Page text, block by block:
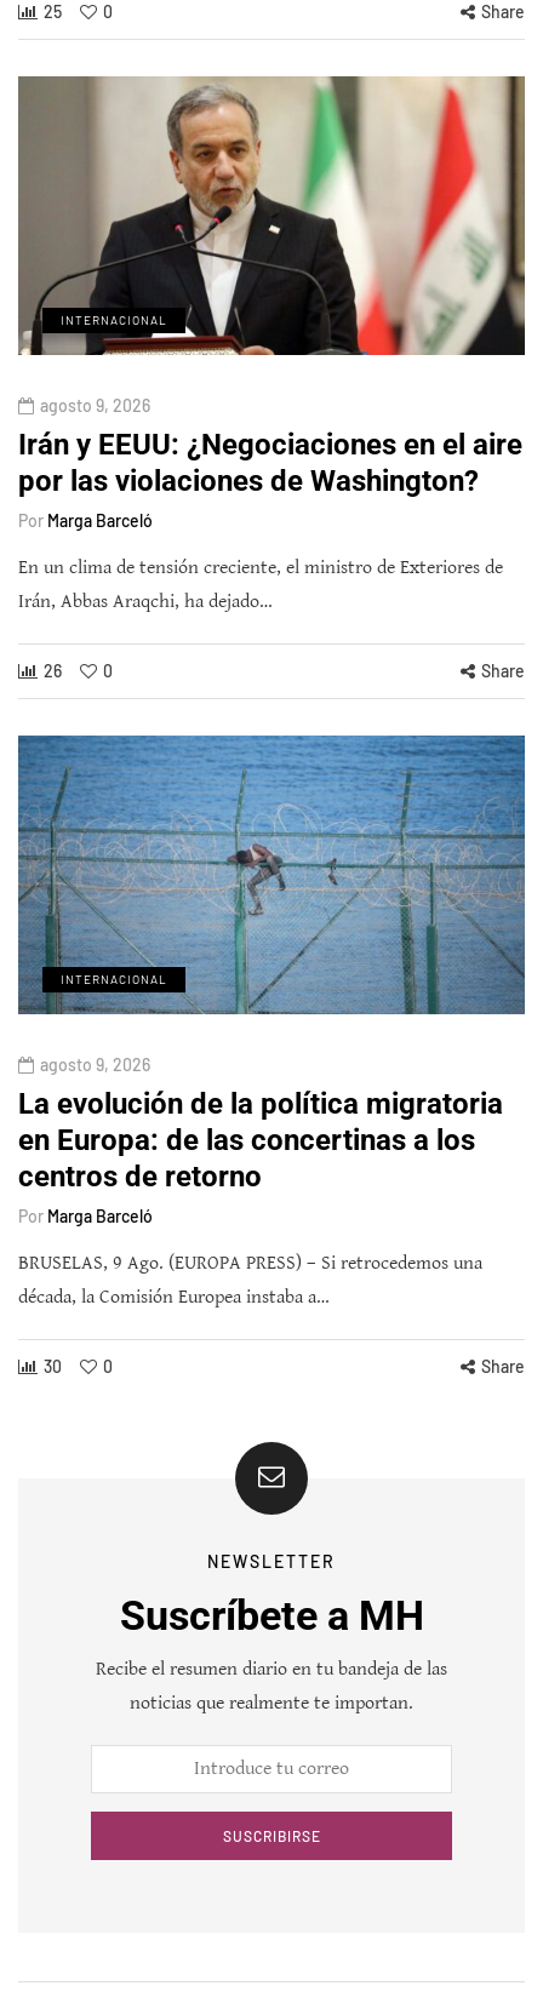
25 0 Share
INTERNACIONAL
agosto 9, 2026
Irán y EEUU: ¿Negociaciones en el aire
por las violaciones de Washington?
Por Marga Barceló
En un clima de tensión creciente, el ministro de Exteriores de
Irán, Abbas Araqchi, ha dejado…
26 0 Share
INTERNACIONAL
agosto 9, 2026
La evolución de la política migratoria
en Europa: de las concertinas a los
centros de retorno
Por Marga Barceló
BRUSELAS, 9 Ago. (EUROPA PRESS) – Si retrocedemos una
década, la Comisión Europea instaba a…
30 0 Share
NEWSLETTER
Suscríbete a MH
Recibe el resumen diario en tu bandeja de las
noticias que realmente te importan.
SUSCRIBIRSE